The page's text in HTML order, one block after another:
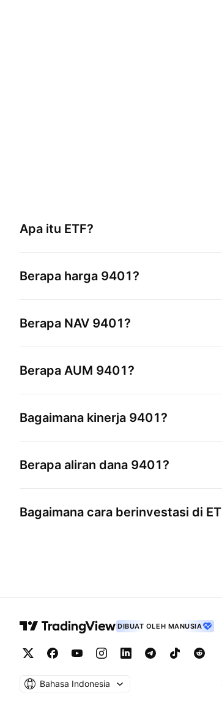
Apa itu ETF?
Berapa harga 9401?
Berapa NAV 9401?
Berapa AUM 9401?
Bagaimana kinerja 9401?
Berapa aliran dana 9401?
Bagaimana cara berinvestasi di
DIBUAT OLEH MANUSIA
Bahasa Indonesia